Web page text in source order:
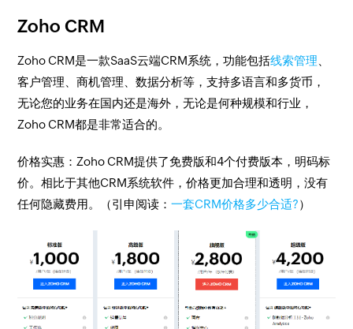
Zoho CRM
Zoho CRM是一款SaaS云端CRM系统，功能包括线索管理
客户管理、商机管理、数据分析等，支持多语言和多货币，
无论您的业务在国内还是海外，无论是何种规模和行业，
Zoho CRM都是非常适合的。
价格实惠：Zoho CRM提供了免费版和4个付费版本，明码标
价。相比于其他CRM系统软件，价格更加合理和透明，没有
任何隐藏费用。（引申阅读：一套CRM价格多少合适?）